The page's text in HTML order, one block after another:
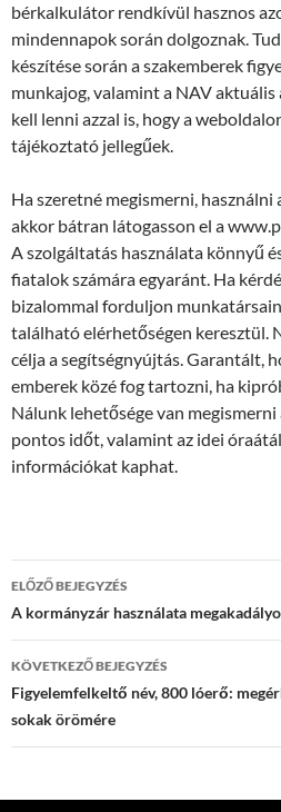
bérkalkulátor rendkívül hasznos
mindennapok során dolgoznak.
készítése során a szakemberek
munkajog, valamint a NAV
kell lenni azzal is, hogy a
tájékoztató jellegűek.
Ha szeretné megismerni,
akkor bátran látogasson el a
A szolgáltatás használata könnyű
fiatalok számára egyaránt. Ha
bizalommal forduljon
található elérhetőségen keresztül.
célja a segítségnyújtás. Garantált,
emberek közé fog tartozni, ha
Nálunk lehetősége van
pontos időt, valamint az idei
információkat kaphat.
Bejegyzés
navigáció
ELŐZŐ BEJEGYZÉS
A kormányzár használata
KÖVETKEZŐ BEJEGYZÉS
Figyelemfelkeltő név, 800 lóerő:
sokak örömére